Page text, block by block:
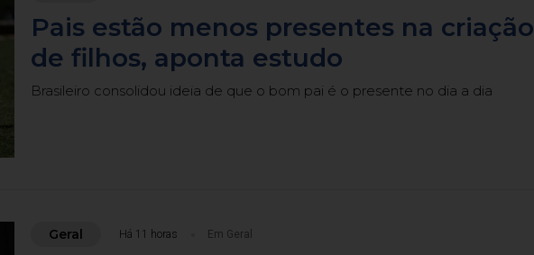
Pais estão menos presentes na criação
de filhos, aponta estudo
Brasileiro consolidou ideia de que o bom pai é o presente no dia a dia
Geral Há 11 horas Em Geral